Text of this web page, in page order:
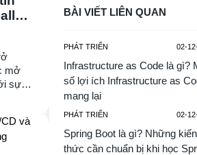
mở
sự
giúp
BÀI VIẾT LIÊN QUAN
PHÁT TRIỂN 02-
Infrastructure as Code là gì?
số lợi ích Infrastructure as
mang lại
PHÁT TRIỂN 02-
Spring Boot là gì? Những kiến
thức cần chuẩn bị khi học